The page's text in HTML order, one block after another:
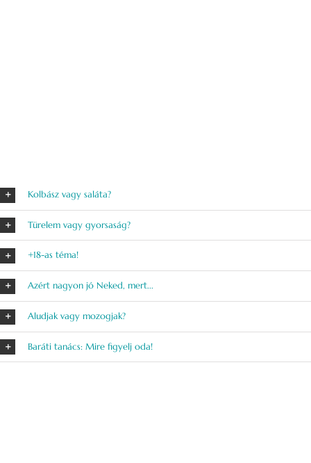
Kolbász vagy saláta?
Türelem vagy gyorsaság?
+18-as téma!
Azért nagyon jó Neked, mert...
Aludjak vagy mozogjak?
Baráti tanács: Mire figyelj oda!